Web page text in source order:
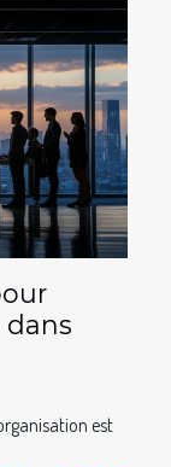
dans
est